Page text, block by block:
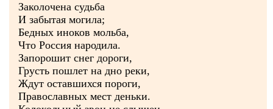
Заколочена судьба
И забытая могила;
Бедных иноков мольба,
Что Россия народила.
Запорошит снег дороги,
Грусть пошлет на дно реки,
Ждут оставшихся пороги,
Православных мест деньки.